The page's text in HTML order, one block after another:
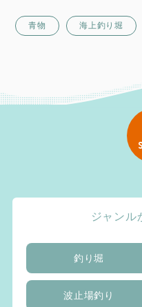
青物 海上釣り堀
ジャンル
釣り堀
波止場釣り